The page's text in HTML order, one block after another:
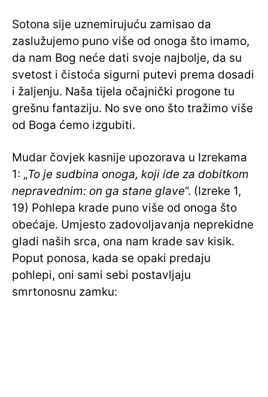
Sotona sije uznemirujuću zamisao da
zaslužujemo puno više od onoga što imamo,
da nam Bog neće dati svoje najbolje, da su
svetost i čistoća sigurni putevi prema dosadi
i žaljenju. Naša tijela očajnički progone tu
grešnu fantaziju. No sve ono što tražimo više
od Boga ćemo izgubiti.
Mudar čovjek kasnije upozorava u Izrekama
1: „To je sudbina onoga, koji ide za dobitkom
nepravednim: on ga stane glave“. (Izreke 1,
19) Pohlepa krade puno više od onoga što
obećaje. Umjesto zadovoljavanja neprekidne
gladi naših srca, ona nam krade sav kisik.
Poput ponosa, kada se opaki predaju
pohlepi, oni sami sebi postavljaju
smrtonosnu zamku: